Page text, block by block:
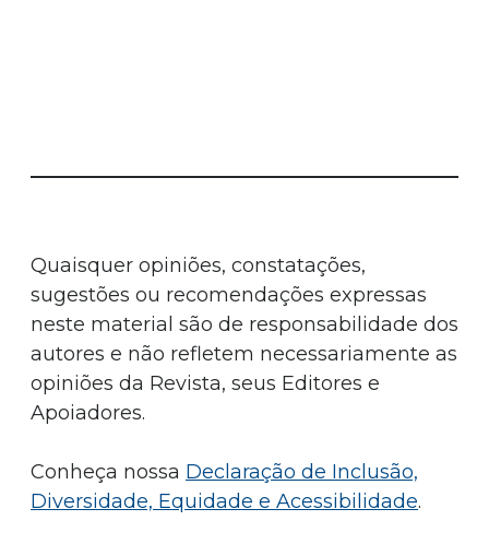
Quaisquer opiniões, constatações,
sugestões ou recomendações expressas
neste material são de responsabilidade dos
autores e não refletem necessariamente as
opiniões da Revista, seus Editores e
Apoiadores.
Conheça nossa Declaração de Inclusão,
Diversidade, Equidade e Acessibilidade.